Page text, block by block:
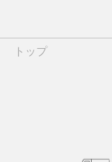
トップ